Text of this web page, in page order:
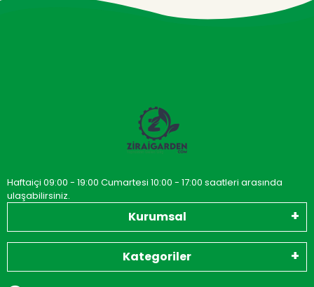
Haftaiçi 09:00 - 19:00 Cumartesi 10:00 - 17:00 saatleri arasında
ulaşabilirsiniz.
Kurumsal
Kategoriler